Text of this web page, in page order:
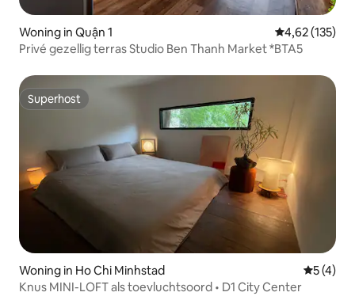
Woning in Quận 1 Gemiddelde
4,62 (135)
Privé gezellig terras Studio Ben Thanh Market *BTA5
Superhost
Superhost
Woning in Ho Chi Minhstad
5 (4)
Knus MINI-LOFT als toevluchtsoord • D1 City Center